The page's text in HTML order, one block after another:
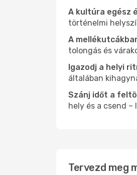
A kultúra egész
történelmi
A
tolongás és
Igazodj a helyi
általában
Szánj időt a
hely és a csend –
Tervezd meg